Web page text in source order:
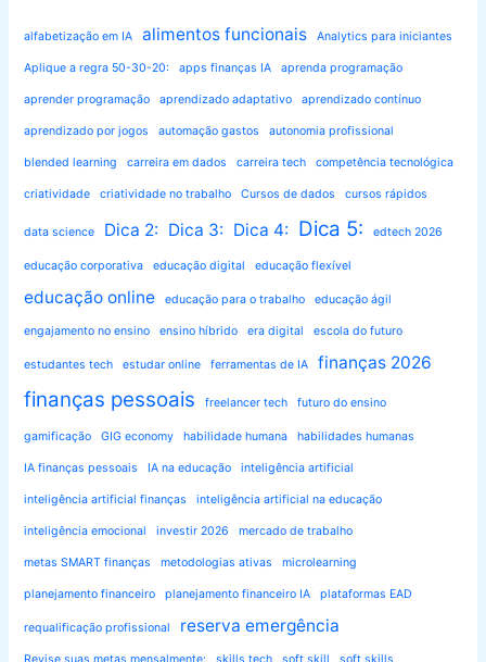
alfabetização em IA alimentos funcionais Analytics para iniciantes
Aplique a regra 50-30-20: apps finanças IA aprenda programação
aprender programação aprendizado adaptativo aprendizado contínuo
aprendizado por jogos automação gastos autonomia profissional
blended learning carreira em dados carreira tech competência tecnológica
criatividade criatividade no trabalho Cursos de dados cursos rápidos
data science Dica 2: Dica 3: Dica 4: Dica 5: edtech 2026
educação corporativa educação digital educação flexível
educação online educação para o trabalho educação ágil
engajamento no ensino ensino híbrido era digital escola do futuro
estudantes tech estudar online ferramentas de IA finanças 2026
finanças pessoais freelancer tech futuro do ensino
gamificação GIG economy habilidade humana habilidades humanas
IA finanças pessoais IA na educação inteligência artificial
inteligência artificial finanças inteligência artificial na educação
inteligência emocional investir 2026 mercado de trabalho
metas SMART finanças metodologias ativas microlearning
planejamento financeiro planejamento financeiro IA plataformas EAD
requalificação profissional reserva emergência
Revise suas metas mensalmente: skills tech soft skill soft skills